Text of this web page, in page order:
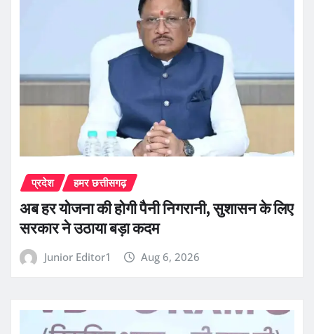
प्रदेश हमर छत्तीसगढ़
अब हर योजना की होगी पैनी निगरानी, सुशासन के लिए
सरकार ने उठाया बड़ा कदम
Junior Editor1 Aug 6, 2026